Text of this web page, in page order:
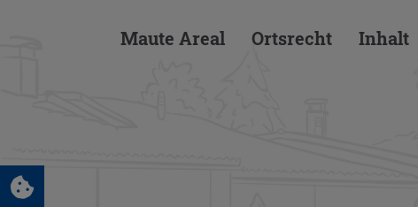
Maute Areal Orts­recht In­halt